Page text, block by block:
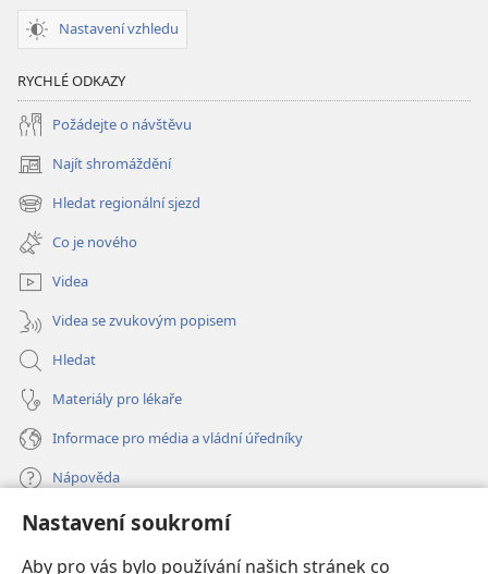
Nastavení soukromí
Aby pro vás bylo používání našich stránek co
Nastavení vzhledu
RYCHLÉ ODKAZY
Požádejte o návštěvu
Najít shromáždění
(otevřeno
nové
okno)
Hledat regionální sjezd
(otevřeno
nové
okno)
Co je nového
Videa
Videa se zvukovým popisem
Hledat
Materiály pro lékaře
Informace pro média a vládní úředníky
Nápověda
Dary
nové